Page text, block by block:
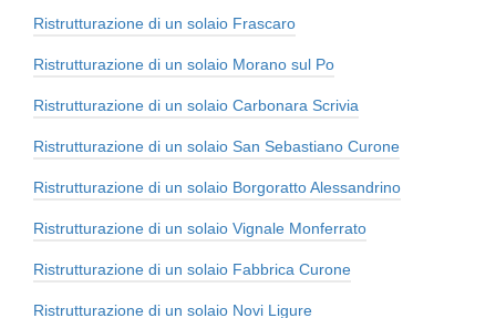
Ristrutturazione di un solaio Frascaro
Ristrutturazione di un solaio Morano sul Po
Ristrutturazione di un solaio Carbonara Scrivia
Ristrutturazione di un solaio San Sebastiano Curone
Ristrutturazione di un solaio Borgoratto Alessandrino
Ristrutturazione di un solaio Vignale Monferrato
Ristrutturazione di un solaio Fabbrica Curone
Ristrutturazione di un solaio Novi Ligure